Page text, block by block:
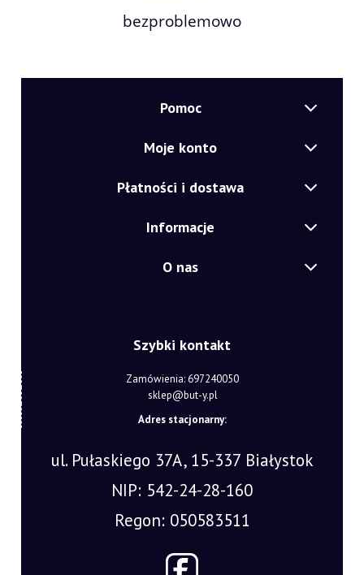
bezproblemowo
Pomoc
Moje konto
Płatności i dostawa
Informacje
O nas
Szybki kontakt
Zamówienia: 697240050
sklep@but-y.pl
Adres stacjonarny:
ul. Pułaskiego 37A, 15-337 Białystok
NIP: 542-24-28-160
Regon: 050583511